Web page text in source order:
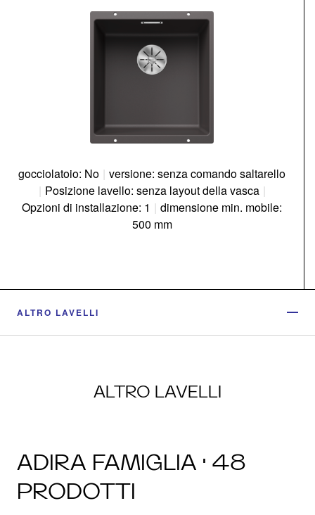
gocciolatoio: No | versione: senza comando saltarello
| Posizione lavello: senza layout della vasca |
Opzioni di installazione: 1 | dimensione min. mobile:
500 mm
ALTRO LAVELLI
ALTRO LAVELLI
ADIRA FAMIGLIA · 48
PRODOTTI